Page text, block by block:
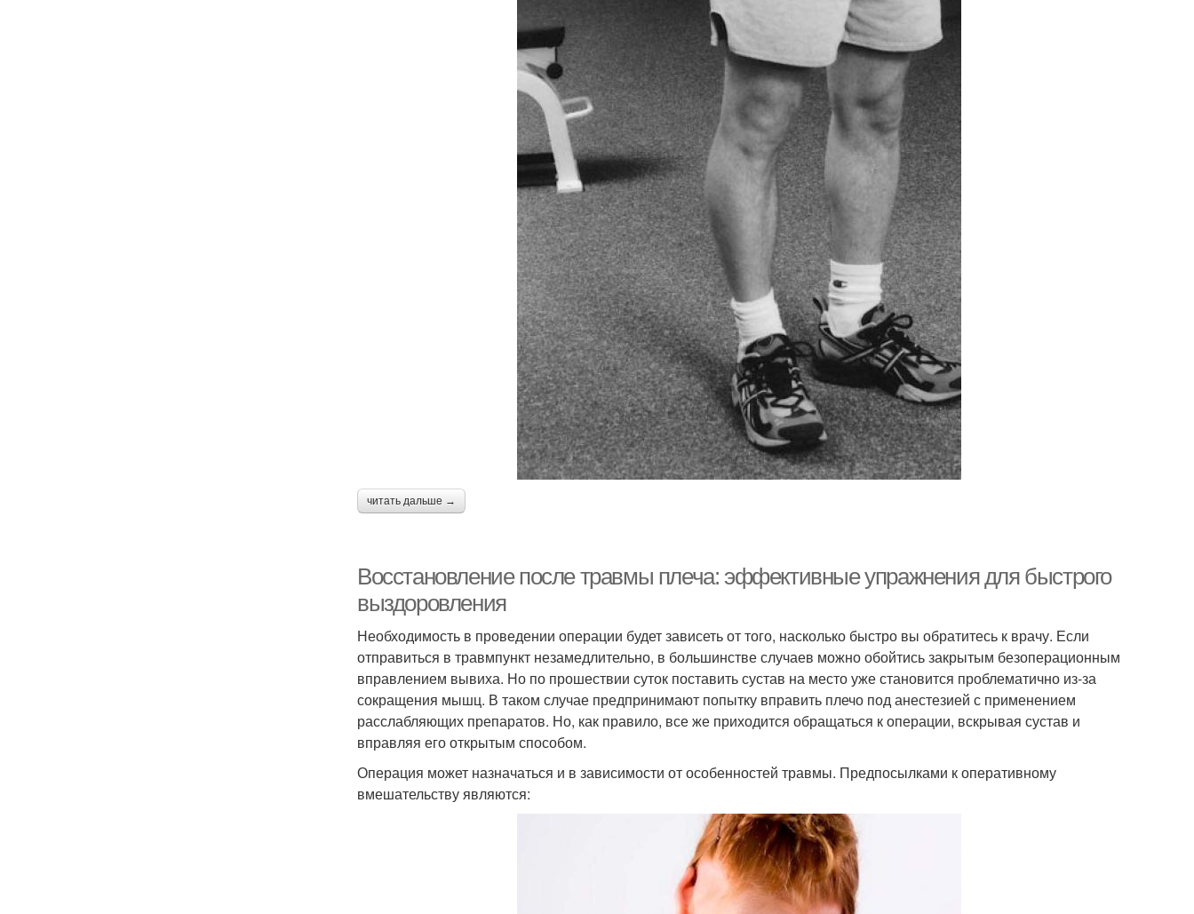
читать дальше →
Восстановление после травмы плеча: эффективные упражнения для быстрого
выздоровления
Необходимость в проведении операции будет зависеть от того, насколько быстро вы обратитесь к врачу. Если
отправиться в травмпункт незамедлительно, в большинстве случаев можно обойтись закрытым безоперационным
вправлением вывиха. Но по прошествии суток поставить сустав на место уже становится проблематично из-за
сокращения мышц. В таком случае предпринимают попытку вправить плечо под анестезией с применением
расслабляющих препаратов. Но, как правило, все же приходится обращаться к операции, вскрывая сустав и
вправляя его открытым способом.
Операция может назначаться и в зависимости от особенностей травмы. Предпосылками к оперативному
вмешательству являются: